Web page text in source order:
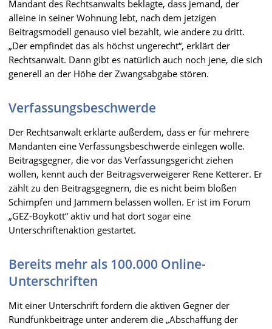
Mandant des Rechtsanwalts beklagte, dass jemand, der
alleine in seiner Wohnung lebt, nach dem jetzigen
Beitragsmodell genauso viel bezahlt, wie andere zu dritt.
„Der empfindet das als höchst ungerecht“, erklärt der
Rechtsanwalt. Dann gibt es natürlich auch noch jene, die sich
generell an der Höhe der Zwangsabgabe stören.
Verfassungsbeschwerde
Der Rechtsanwalt erklärte außerdem, dass er für mehrere
Mandanten eine Verfassungsbeschwerde einlegen wolle.
Beitragsgegner, die vor das Verfassungsgericht ziehen
wollen, kennt auch der Beitragsverweigerer Rene Ketterer. Er
zählt zu den Beitragsgegnern, die es nicht beim bloßen
Schimpfen und Jammern belassen wollen. Er ist im Forum
„GEZ-Boykott“ aktiv und hat dort sogar eine
Unterschriftenaktion gestartet.
Bereits mehr als 100.000 Online-
Unterschriften
Mit einer Unterschrift fordern die aktiven Gegner der
Rundfunkbeiträge unter anderem die „Abschaffung der